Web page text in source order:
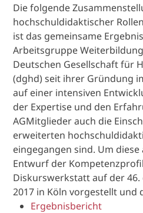
Die folgende
hochschuldidaktischer
ist das gemeinsame
Arbeitsgruppe
Deutschen Gesellschaft für
(dghd) seit ihrer Gründung
auf einer intensiven
der Expertise und den
AGMitglieder auch die
erweiterten
eingegangen sind. Um
Entwurf der
Diskurswerkstatt auf der 46.
2017 in Köln vorgestellt und
Ergebnisbericht